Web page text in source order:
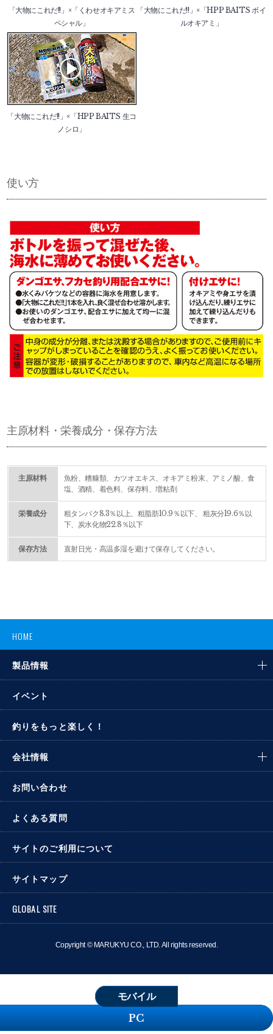
「大物にこれだ!!」×「くわせオキアミス
ペシャル」
「大物にこれだ!!」×「HPP BAITS ボイ
ルオキアミ」
「大物にこれだ!!」×「HPP BAITS 生コ
ノシロ」
使い方
主原材料・栄養成分・保存方法
主原材料
魚粉、糟糠類、カツオエキス、オキアミ粉末、アミノ酸、食
塩、酒精、着色料、保存料、増粘剤
栄養成分
粗タンパク8.3％以上、粗脂肪10.9％以下、 粗灰分19.6％以
下、炭水化物22.8％以下
保存方法 直射日光・高温多湿を避けて保存してください。
HOME
製品情報
イベント
釣りをもっと楽しく！
会社情報
お問い合わせ
よくある質問
サイトのご利用について
サイトマップ
GLOBAL SITE
Copyright © MARUKYU CO., LTD. All rights reserved.
モバイル
PC